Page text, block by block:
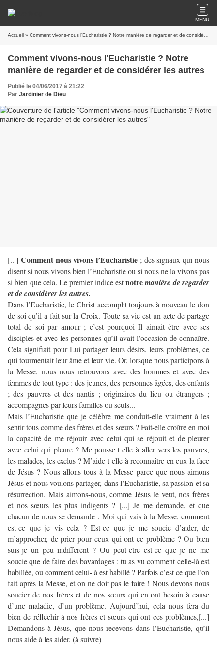
MENU
Accueil » Comment vivons-nous l'Eucharistie ? Notre manière de regarder et de considérer les autres
Comment vivons-nous l'Eucharistie ? Notre
manière de regarder et de considérer les autres
Publié le 04/06/2017 à 21:22
Par Jardinier de Dieu
[...] Comment nous vivons l’Eucharistie ; des signaux qui nous
disent si nous vivons bien l’Eucharistie ou si nous ne la vivons pas
si bien que cela. Le premier indice estnotremanière de regarder
et de considérer les autres.
Dans l’Eucharistie, le Christ accomplit toujours à nouveau le don
de soi qu’il a fait sur la Croix. Toute sa vie est un acte de partage
total de soi par amour ; c’est pourquoi Il aimait être avec ses
disciples et avec les personnes qu’il avait l’occasion de connaître.
Cela signifiait pour Lui partager leurs désirs, leurs problèmes, ce
qui tourmentait leur âme et leur vie. Or, lorsque nous participons à
la Messe, nous nous retrouvons avec des hommes et avec des
femmes de tout type : des jeunes, des personnes âgées, des enfants
; des pauvres et des nantis ; originaires du lieu ou étrangers ;
accompagnés par leurs familles ou seuls...
Mais l’Eucharistie que je célèbre me conduit-elle vraiment à les
sentir tous comme des frères et des sœurs ? Fait-elle croître en moi
la capacité de me réjouir avec celui qui se réjouit et de pleurer
avec celui qui pleure ? Me pousse-t-elle à aller vers les pauvres,
les malades, les exclus ? M’aide-t-elle à reconnaître en eux la face
de Jésus ? Nous allons tous à la Messe parce que nous aimons
Jésus et nous voulons partager, dans l’Eucharistie, sa passion et sa
résurrection. Mais aimons-nous, comme Jésus le veut, nos frères
et nos sœurs les plus indigents ? [...] Je me demande, et que
chacun de nous se demande : Moi qui vais à la Messe, comment
est-ce que je vis cela ? Est-ce que je me soucie d’aider, de
m’approcher, de prier pour ceux qui ont ce problème ? Ou bien
suis-je un peu indifférent ? Ou peut-être est-ce que je ne me
soucie que de faire des bavardages : tu as vu comment celle-là est
habillée, ou comment celui-là est habillé ? Parfois c’est ce que l’on
fait après la Messe, et on ne doit pas le faire ! Nous devons nous
soucier de nos frères et de nos sœurs qui en ont besoin à cause
d’une maladie, d’un problème. Aujourd’hui, cela nous fera du
bien de réfléchir à nos frères et sœurs qui ont ces problèmes,[...]
Demandons à Jésus, que nous recevons dans l’Eucharistie, qu’il
nous aide à les aider. (à suivre)